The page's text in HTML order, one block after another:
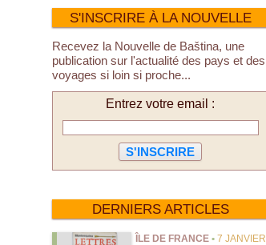
S'INSCRIRE À LA NOUVELLE
Recevez la Nouvelle de Baština, une
publication sur l'actualité des pays et des
voyages si loin si proche...
Entrez votre email :
DERNIERS ARTICLES
ÎLE DE FRANCE• 7 JANVIER